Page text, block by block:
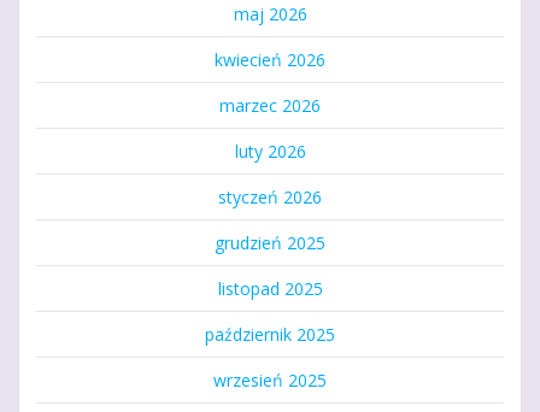
maj 2026
kwiecień 2026
marzec 2026
luty 2026
styczeń 2026
grudzień 2025
listopad 2025
październik 2025
wrzesień 2025